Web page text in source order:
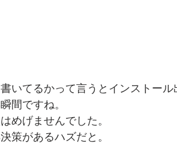
いてるかって言うとインストー
間ですね。
めげませんでした。
策があるハズだと。